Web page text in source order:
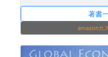
著書
amazonカ